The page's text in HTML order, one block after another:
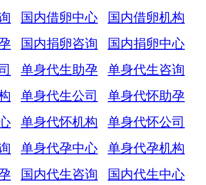
国内借卵中心
国内借卵机构
国内捐卵咨询
国内捐卵中心
单身代生助孕
单身代生咨询
单身代生公司
单身代怀助孕
单身代怀机构
单身代怀公司
单身代孕中心
单身代孕机构
国内代生咨询
国内代生中心